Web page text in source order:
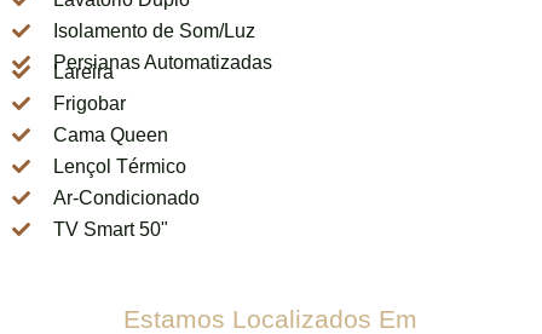
Isolamento de Som/Luz
Persianas Automatizadas
Lareira
Frigobar
Cama Queen
Lençol Térmico
Ar-Condicionado
TV Smart 50"
Estamos Localizados Em